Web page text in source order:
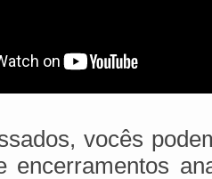
vocês
encerramentos